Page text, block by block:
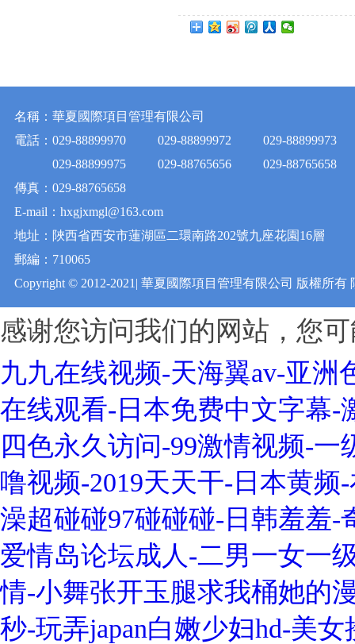
名稱：華夏國際項目管理有限公司
電話： 029-88899970 029-88899972
029-88899973
029-88899975
029-88765656
029-88765658
傳真：029-88765658
E-mail：hxgjxmgl@163.com
地址：陜西省西安市蓮湖區二環南路202號九座花園16層
郵編：710065
Copyright © 2012-2021| 華夏國際項目管理有限公司 版權所有
感谢您访问我们的网站，您
九九在线视频-天海翼av-亚
在线观看-日本免费中文字幕-
四色永久访问-99激情视频-
噜视频-2019天天干-日本黄
澡超碰碰97碰碰碰-日韩羞羞
爱情岛论坛成人-二男一女一
情-小舞张开玉腿求我桶她的
秒-玩弄japan白嫩少妇hd-美